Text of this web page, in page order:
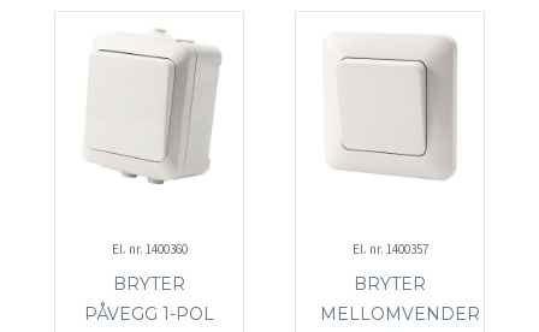
El. nr. 1400360
BRYTER
PÅVEGG 1-POL
El. nr. 1400357
BRYTER
MELLOMVENDER